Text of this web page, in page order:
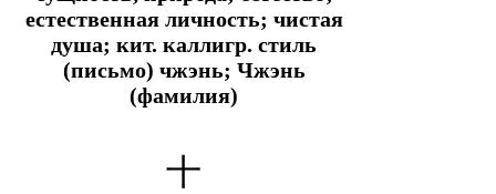
естественная личность; чистая
душа; кит. каллигр. стиль
(письмо) чжэнь; Чжэнь
(фамилия)
十